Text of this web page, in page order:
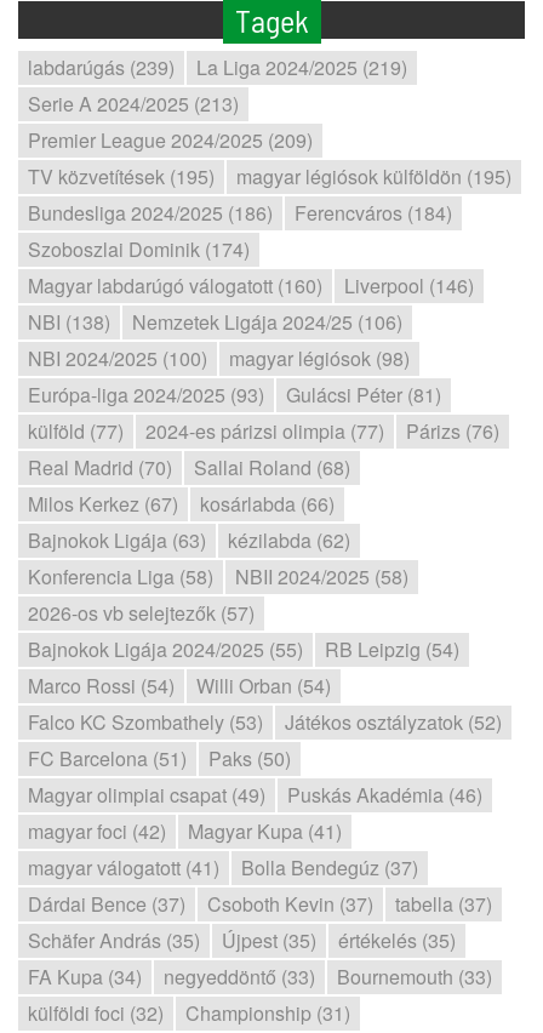
Tagek
labdarúgás (239)
La Liga 2024/2025 (219)
Serie A 2024/2025 (213)
Premier League 2024/2025 (209)
TV közvetítések (195)
magyar légiósok külföldön (195)
Bundesliga 2024/2025 (186)
Ferencváros (184)
Szoboszlai Dominik (174)
Magyar labdarúgó válogatott (160)
Liverpool (146)
NBI (138)
Nemzetek Ligája 2024/25 (106)
NBI 2024/2025 (100)
magyar légiósok (98)
Európa-liga 2024/2025 (93)
Gulácsi Péter (81)
külföld (77)
2024-es párizsi olimpia (77)
Párizs (76)
Real Madrid (70)
Sallai Roland (68)
Milos Kerkez (67)
kosárlabda (66)
Bajnokok Ligája (63)
kézilabda (62)
Konferencia Liga (58)
NBII 2024/2025 (58)
2026-os vb selejtezők (57)
Bajnokok Ligája 2024/2025 (55)
RB Leipzig (54)
Marco Rossi (54)
Willi Orban (54)
Falco KC Szombathely (53)
Játékos osztályzatok (52)
FC Barcelona (51)
Paks (50)
Magyar olimpiai csapat (49)
Puskás Akadémia (46)
magyar foci (42)
Magyar Kupa (41)
magyar válogatott (41)
Bolla Bendegúz (37)
Dárdai Bence (37)
Csoboth Kevin (37)
tabella (37)
Schäfer András (35)
Újpest (35)
értékelés (35)
FA Kupa (34)
negyeddöntő (33)
Bournemouth (33)
külföldi foci (32)
Championship (31)